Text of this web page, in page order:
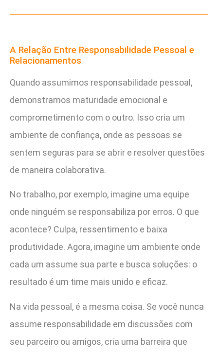
A Relação Entre Responsabilidade Pessoal e
Relacionamentos
Quando assumimos responsabilidade pessoal,
demonstramos maturidade emocional e
comprometimento com o outro. Isso cria um
ambiente de confiança, onde as pessoas se
sentem seguras para se abrir e resolver questões
de maneira colaborativa.
No trabalho, por exemplo, imagine uma equipe
onde ninguém se responsabiliza por erros. O que
acontece? Culpa, ressentimento e baixa
produtividade. Agora, imagine um ambiente onde
cada um assume sua parte e busca soluções: o
resultado é um time mais unido e eficaz.
Na vida pessoal, é a mesma coisa. Se você nunca
assume responsabilidade em discussões com
seu parceiro ou amigos, cria uma barreira que